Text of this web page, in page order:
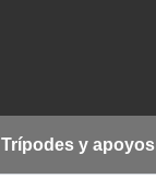
Trípodes y apoyos